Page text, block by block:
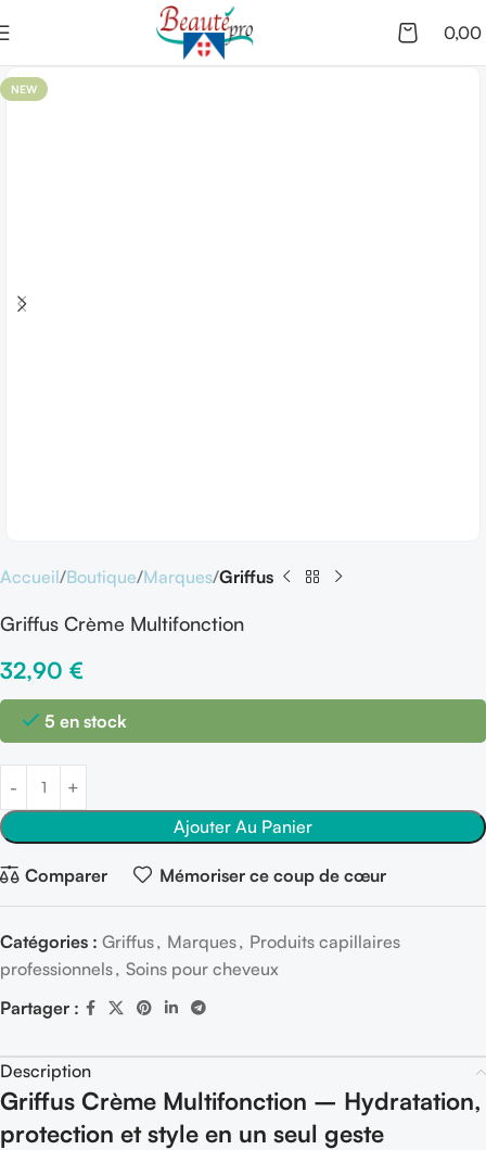
0,00
NEW
Accueil Boutique Marques Griffus
Griffus Crème Multifonction
32,90 €
5 en stock
Ajouter Au Panier
Comparer Mémoriser ce coup de cœur
Catégories : Griffus, Marques, Produits capillaires
professionnels, Soins pour cheveux
Partager :
Description
Griffus Crème Multifonction – Hydratation,
protection et style en un seul geste